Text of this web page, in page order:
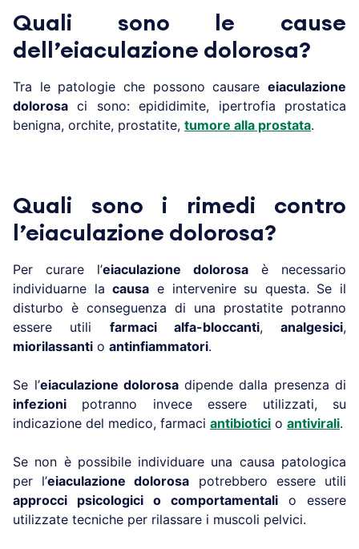
Quali sono le cause
dell’eiaculazione dolorosa?
Tra le patologie che possono causare eiaculazione
dolorosa ci sono: epididimite, ipertrofia prostatica
benigna, orchite, prostatite, tumore alla prostata.
Quali sono i rimedi contro
l’eiaculazione dolorosa?
Per curare l’eiaculazione dolorosa è necessario
individuarne lacausa e intervenire su questa. Se il
disturbo è conseguenza di una prostatite potranno
essere utili farmaci alfa-bloccanti, analgesici,
miorilassanti o antinfiammatori.
Se l’eiaculazione dolorosa dipende dalla presenza di
infezioni potranno invece essere utilizzati, su
indicazione del medico, farmaci antibiotici o antivirali.
Se non è possibile individuare una causa patologica
per l’eiaculazione dolorosa potrebbero essere utili
approcci psicologici o comportamentali o essere
utilizzate tecniche per rilassare i muscoli pelvici.